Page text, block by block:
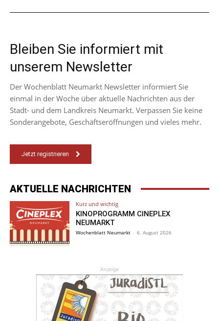
Bleiben Sie informiert mit
unserem Newsletter
Der Wochenblatt Neumarkt Newsletter informiert Sie
einmal in der Woche über aktuelle Nachrichten aus der
Stadt- und dem Landkreis Neumarkt. Verpassen Sie keine
Sonderangebote, Geschäftseröffnungen und vieles mehr.
Jetzt registrieren
AKTUELLE NACHRICHTEN
Kurz und wichtig
KINOPROGRAMM CINEPLEX
NEUMARKT
Wochenblatt Neumarkt - 6. August 2026
Anzeige